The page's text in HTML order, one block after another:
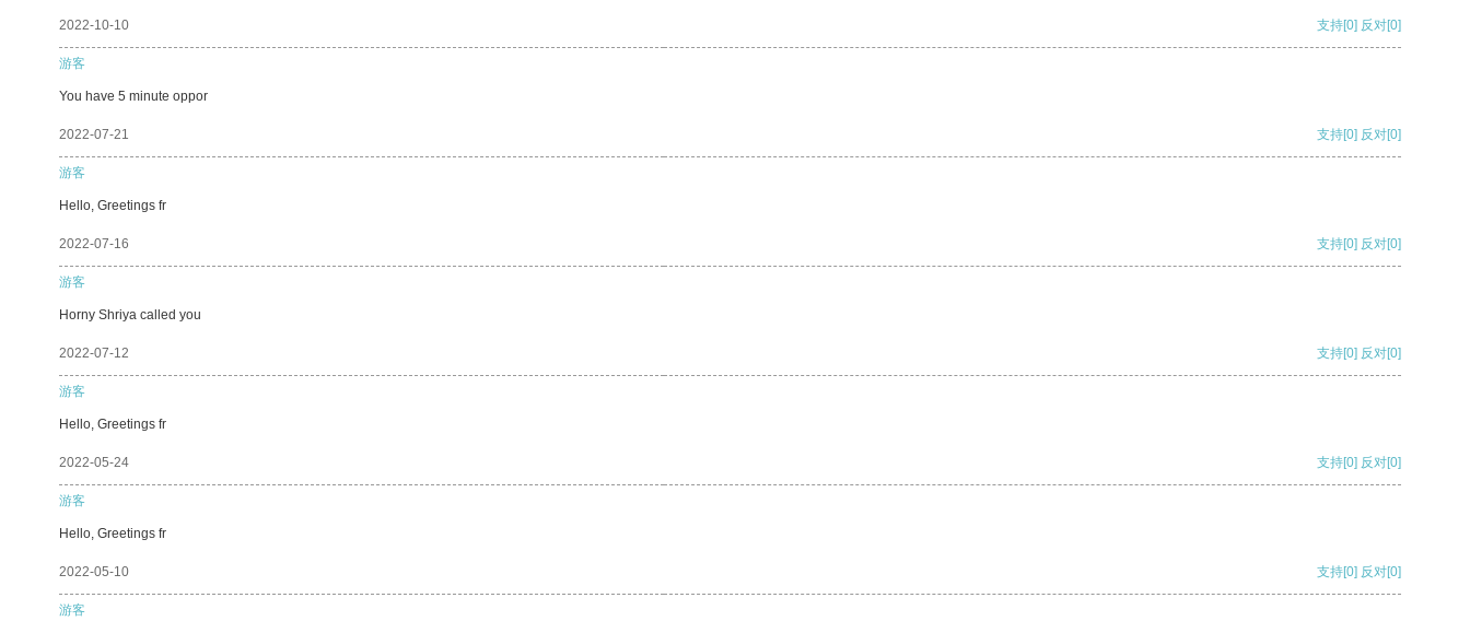
2022-10-10 支持[0] 反对[0]
游客
You have 5 minute oppor
2022-07-21 支持[0] 反对[0]
游客
Hello, Greetings fr
2022-07-16 支持[0] 反对[0]
游客
Horny Shriya called you
2022-07-12 支持[0] 反对[0]
游客
Hello, Greetings fr
2022-05-24 支持[0] 反对[0]
游客
Hello, Greetings fr
2022-05-10 支持[0] 反对[0]
游客